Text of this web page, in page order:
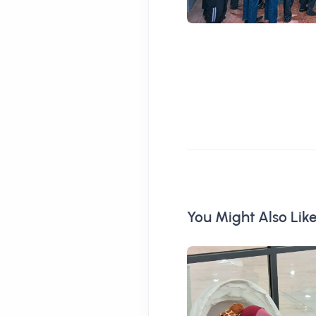
You Might Also